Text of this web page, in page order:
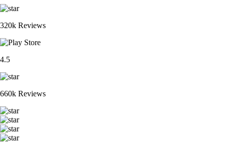
320k Reviews
4.5
660k Reviews